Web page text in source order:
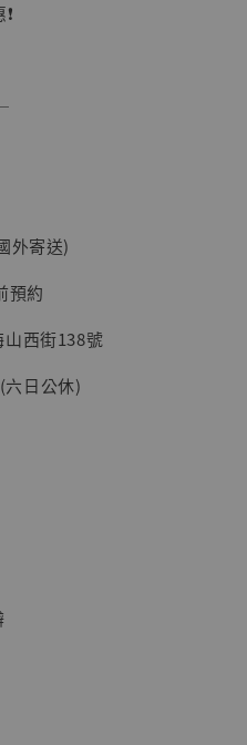
[BK01]
外寄送)
預約
西街138號
六日公休)